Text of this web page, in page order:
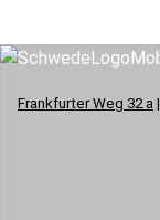
Frankfurter Weg 32 a |